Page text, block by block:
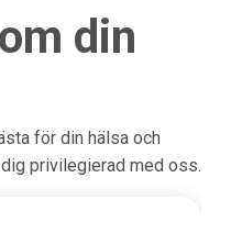
din
för din hälsa och
privilegierad med oss.